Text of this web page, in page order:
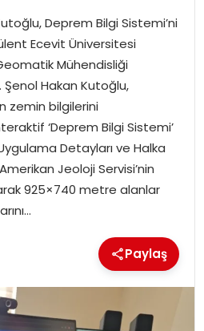
Deprem Bilgi Sistemi’ni
Ecevit Üniversitesi
Mühendisliği
Hakan Kutoğlu,
zemin bilgilerini
‘Deprem Bilgi Sistemi’
Detayları ve Halka
Jeoloji Servisi’nin
925×740 metre alanlar
Paylaş